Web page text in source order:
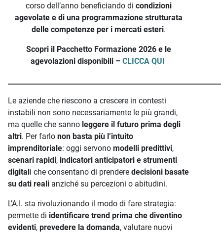
corso dell’anno beneficiando di condizioni
agevolate e di una programmazione strutturata
delle competenze per i mercati esteri.
Scopri il Pacchetto Formazione 2026 e le
agevolazioni disponibili – CLICCA QUI
Le aziende che riescono a crescere in contesti
instabili non sono necessariamente le più grandi,
ma quelle che sanno leggere il futuro prima degli
altri. Per farlo non basta più l’intuito
imprenditoriale: oggi servono modelli predittivi,
scenari rapidi, indicatori anticipatori e strumenti
digitali che consentano di prendere decisioni basate
su dati reali anziché su percezioni o abitudini.
L’A.I. sta rivoluzionando il modo di fare strategia:
permette di identificare trend prima che diventino
evidenti, prevedere la domanda, valutare nuovi